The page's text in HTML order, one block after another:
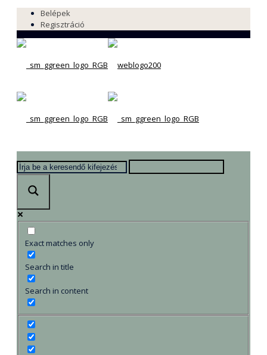
Belépek
Regisztráció
Exact matches only
Search in title
Search in content